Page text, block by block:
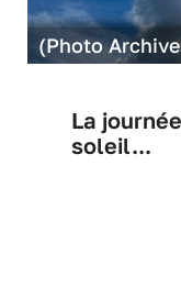
(Photo
La
soleil...